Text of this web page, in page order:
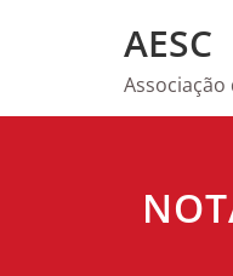
AESC
Associação